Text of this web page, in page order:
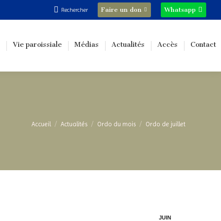
Recherche
:
Rechercher Faire un don Whatsapp
Vie paroissiale Médias Actualités Accès Contact
Vous êtes ici :
Accueil Actualités Ordo du mois Ordo de juillet
JUIN